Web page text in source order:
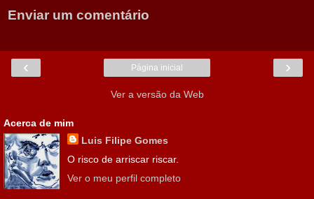
Enviar um comentário
‹ ›
Página inicial
Ver a versão da Web
Acerca de mim
Luis Filipe Gomes
O risco de arriscar riscar.
Ver o meu perfil completo